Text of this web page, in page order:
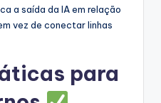
a saída da IA em relação
vez de conectar linhas
para